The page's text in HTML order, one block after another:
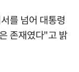
를 넘어 대통령
존재였다"고 밝